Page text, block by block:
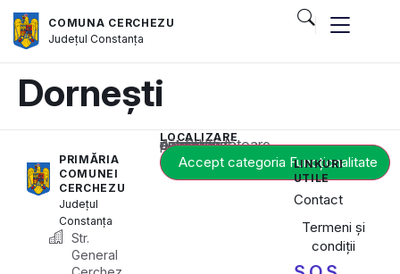
COMUNA CERCHEZU
JudețulConstanța
Dornești
PRIMĂRIA
COMUNEI
CERCHEZU
Județul
Constanța
Str.
General
LOCALIZARE
Acest conținut este blocat până când acceptați categoria corespunzătoare de cookie-uri.
Accept categoria Funcționalitate
LINKURI
UTILE
Contact
Termeni și
condiții